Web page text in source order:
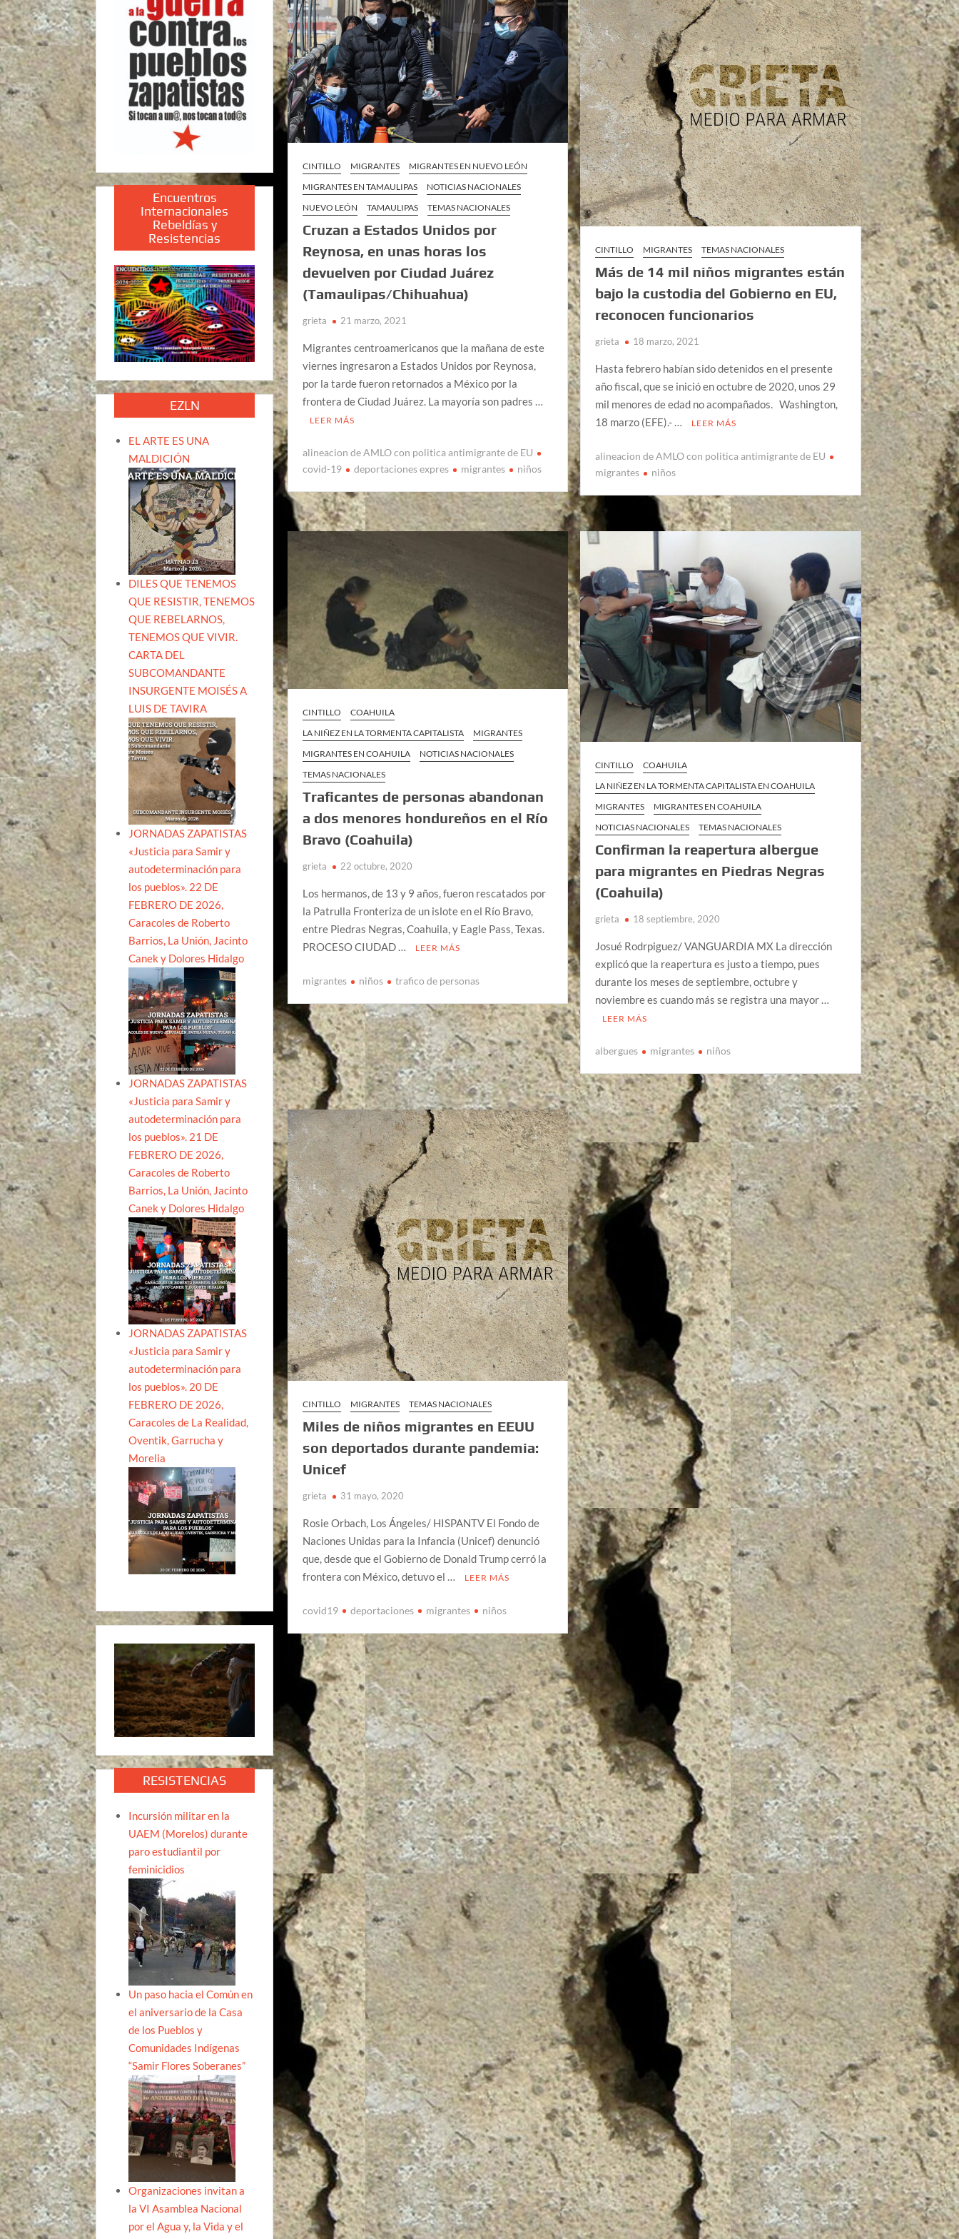
CINTILLO MIGRANTES
MIGRANTES EN NUEVO LEÓN
MIGRANTES EN TAMAULIPAS
NOTICIAS NACIONALES
NUEVO LEÓN
TAMAULIPAS TEMAS NACIONALES
Cruzan a Estados Unidos por
Reynosa, en unas horas los
devuelven por Ciudad Juárez
(Tamaulipas/Chihuahua)
grieta 21 marzo, 2021
Migrantes centroamericanos que la mañana de este
viernes ingresaron a Estados Unidos por Reynosa,
por la tarde fueron retornados a México por la
frontera de Ciudad Juárez. La mayoría son padres …
LEER MÁS
alineacion de AMLO con politica antimigrante de EU
covid-19
deportaciones expres migrantes niños
CINTILLO MIGRANTES TEMAS NACIONALES
Más de 14 mil niños migrantes están
bajo la custodia del Gobierno en EU,
reconocen funcionarios
grieta 18 marzo, 2021
Hasta febrero habían sido detenidos en el presente
año fiscal, que se inició en octubre de 2020, unos 29
mil menores de edad no acompañados. Washington,
18 marzo (EFE).- …
LEER MÁS
alineacion de AMLO con politica antimigrante de EU
migrantes
niños
CINTILLO
COAHUILA
LA NIÑEZ EN LA TORMENTA CAPITALISTA
MIGRANTES
MIGRANTES EN COAHUILA
NOTICIAS NACIONALES
TEMAS NACIONALES
Traficantes de personas abandonan
a dos menores hondureños en el Río
Bravo (Coahuila)
grieta 22 octubre, 2020
Los hermanos, de 13 y 9 años, fueron rescatados por
la Patrulla Fronteriza de un islote en el Río Bravo,
entre Piedras Negras, Coahuila, y Eagle Pass, Texas.
PROCESO CIUDAD …
LEER MÁS
migrantes niños trafico de personas
CINTILLO
COAHUILA
LA NIÑEZ EN LA TORMENTA CAPITALISTA EN COAHUILA
MIGRANTES
MIGRANTES EN COAHUILA
NOTICIAS NACIONALES
TEMAS NACIONALES
Confirman la reapertura albergue
para migrantes en Piedras Negras
(Coahuila)
grieta 18 septiembre, 2020
Josué Rodrpiguez/ VANGUARDIA MX La dirección
explicó que la reapertura es justo a tiempo, pues
durante los meses de septiembre, octubre y
noviembre es cuando más se registra una mayor …
LEER MÁS
albergues migrantes niños
CINTILLO MIGRANTES TEMAS NACIONALES
Miles de niños migrantes en EEUU
son deportados durante pandemia:
Unicef
grieta 31 mayo, 2020
Rosie Orbach, Los Ángeles/ HISPANTV El Fondo de
Naciones Unidas para la Infancia (Unicef) denunció
que, desde que el Gobierno de Donald Trump cerró la
frontera con México, detuvo el …
LEER MÁS
covid19 deportaciones migrantes niños
Encuentros
Internacionales
Rebeldías y
Resistencias
EZLN
EL ARTE ES UNA
MALDICIÓN
DILES QUE TENEMOS
QUE RESISTIR, TENEMOS
QUE REBELARNOS,
TENEMOS QUE VIVIR.
CARTA DEL
SUBCOMANDANTE
INSURGENTE MOISÉS A
LUIS DE TAVIRA
JORNADAS ZAPATISTAS
«Justicia para Samir y
autodeterminación para
los pueblos». 22 DE
FEBRERO DE 2026,
Caracoles de Roberto
Barrios, La Unión, Jacinto
Canek y Dolores Hidalgo
JORNADAS ZAPATISTAS
«Justicia para Samir y
autodeterminación para
los pueblos». 21 DE
FEBRERO DE 2026,
Caracoles de Roberto
Barrios, La Unión, Jacinto
Canek y Dolores Hidalgo
JORNADAS ZAPATISTAS
«Justicia para Samir y
autodeterminación para
los pueblos». 20 DE
FEBRERO DE 2026,
Caracoles de La Realidad,
Oventik, Garrucha y
Morelia
RESISTENCIAS
Incursión militar en la
UAEM (Morelos) durante
paro estudiantil por
feminicidios
Un paso hacia el Común en
el aniversario de la Casa
de los Pueblos y
Comunidades Indígenas
“Samir Flores Soberanes”
Organizaciones invitan a
la VI Asamblea Nacional
por el Agua y, la Vida y el